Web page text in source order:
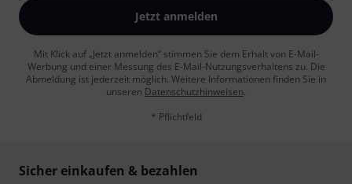
Jetzt anmelden
Mit Klick auf „Jetzt anmelden“ stimmen Sie dem Erhalt von E-Mail-
Werbung und einer Messung des E-Mail-Nutzungsverhaltens zu. Die
Abmeldung ist jederzeit möglich. Weitere Informationen finden Sie in
unseren Datenschutzhinweisen.
* Pflichtfeld
Sicher einkaufen & bezahlen